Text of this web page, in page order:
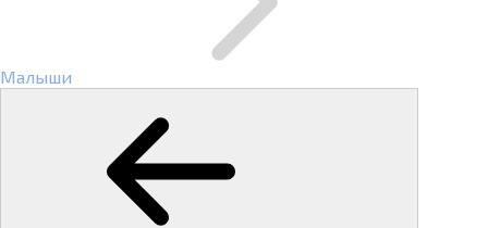
Малыши